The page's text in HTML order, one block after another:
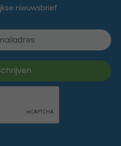
nieuwsbrief